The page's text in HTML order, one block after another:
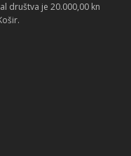
društva je 20.000,00 kn